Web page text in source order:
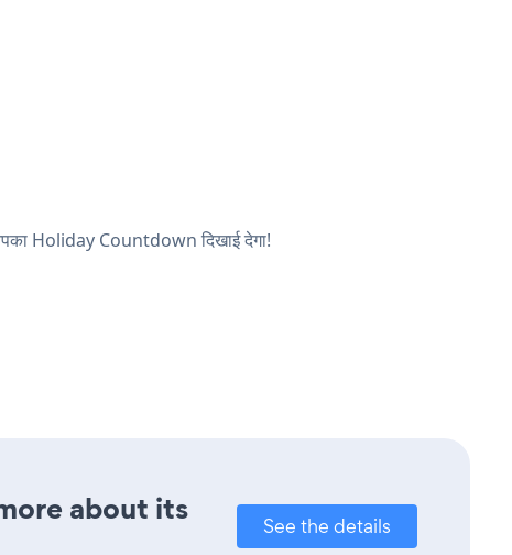
Holiday Countdown दिखाई देगा!
about its
See the details